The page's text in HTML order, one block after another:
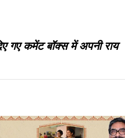
गए कमेंट बॉक्स में अपनी राय